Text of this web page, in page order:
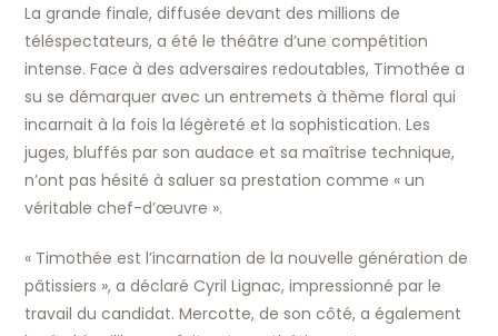
La grande finale, diffusée devant des millions de
téléspectateurs, a été le théâtre d’une compétition
intense. Face à des adversaires redoutables, Timothée a
su se démarquer avec un entremets à thème floral qui
incarnait à la fois la légèreté et la sophistication. Les
juges, bluffés par son audace et sa maîtrise technique,
n’ont pas hésité à saluer sa prestation comme « un
véritable chef-d’œuvre ».
« Timothée est l’incarnation de la nouvelle génération de
pâtissiers », a déclaré Cyril Lignac, impressionné par le
travail du candidat. Mercotte, de son côté, a également